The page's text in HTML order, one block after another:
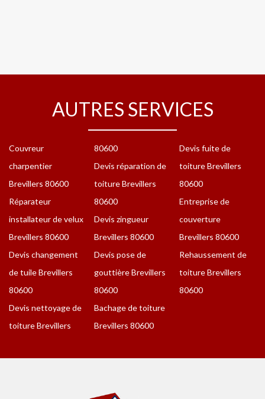
AUTRES SERVICES
Couvreur
charpentier
Brevillers 80600
Réparateur
installateur de velux
Brevillers 80600
Devis changement
de tuile Brevillers
80600
Devis nettoyage de
toiture Brevillers
80600
Devis réparation de
toiture Brevillers
80600
Devis zingueur
Brevillers 80600
Devis pose de
gouttière Brevillers
80600
Bachage de toiture
Brevillers 80600
Devis fuite de
toiture Brevillers
80600
Entreprise de
couverture
Brevillers 80600
Rehaussement de
toiture Brevillers
80600